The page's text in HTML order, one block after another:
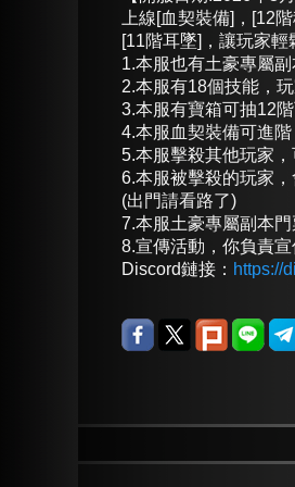
上線[血契裝備]，[12
[11階耳墜]，讓玩家
1.本服也有土豪專屬
2.本服有18個技能，
3.本服有寶箱可抽12
4.本服血契裝備可進
5.本服擊殺其他玩家
6.本服被擊殺的玩家
(出門請看路了)
7.本服土豪專屬副本
8.宣傳活動，你負責
Discord鏈接： https://